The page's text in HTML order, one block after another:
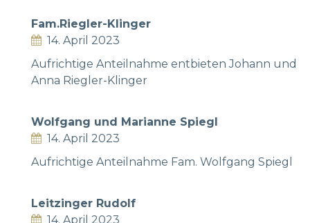
Fam.Riegler-Klinger
14. April 2023
Aufrichtige Anteilnahme entbieten Johann und
Anna Riegler-Klinger
Wolfgang und Marianne Spiegl
14. April 2023
Aufrichtige Anteilnahme Fam. Wolfgang Spiegl
Leitzinger Rudolf
14. April 2023